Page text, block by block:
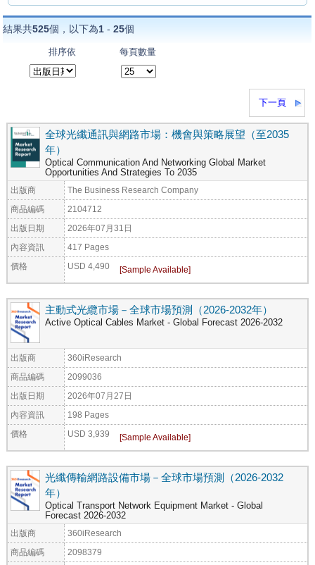
結果共525個，以下為1 -25個
排序依 每頁數量
下一頁
全球光纖通訊與網路市場：機會與策略展望（至2035
年）
Optical Communication And Networking Global Market
Opportunities And Strategies To 2035
出版商 The Business Research Company
商品編碼 2104712
出版日期 2026年07月31日
內容資訊 417 Pages
價格 USD 4,490
主動式光纜市場－全球市場預測（2026-2032年）
Active Optical Cables Market - Global Forecast 2026-2032
出版商 360iResearch
商品編碼 2099036
出版日期 2026年07月27日
內容資訊 198 Pages
價格 USD 3,939
光纖傳輸網路設備市場－全球市場預測（2026-2032
年）
Optical Transport Network Equipment Market - Global
Forecast 2026-2032
出版商 360iResearch
商品編碼 2098379